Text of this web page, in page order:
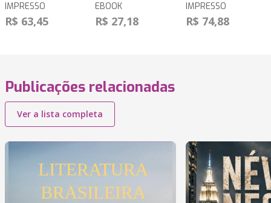
IMPRESSO
R$ 63,45
EBOOK
R$ 27,18
IMPRESSO
R$ 74,88
Publicações relacionadas
Ver a lista completa